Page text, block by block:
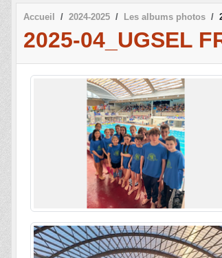
Accueil 2024-2025 Les albums photos
2025-04_UGSEL